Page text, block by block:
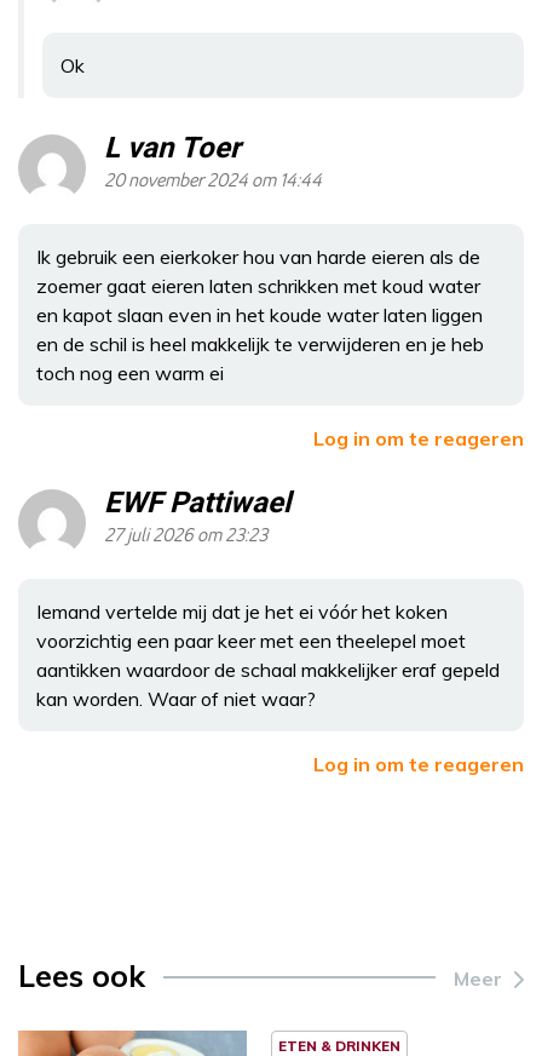
Ok
L van Toer
20 november 2024 om 14:44
Ik gebruik een eierkoker hou van harde eieren als de
zoemer gaat eieren laten schrikken met koud water
en kapot slaan even in het koude water laten liggen
en de schil is heel makkelijk te verwijderen en je heb
toch nog een warm ei
Log in om te reageren
EWF Pattiwael
27 juli 2026 om 23:23
Iemand vertelde mij dat je het ei vóór het koken
voorzichtig een paar keer met een theelepel moet
aantikken waardoor de schaal makkelijker eraf gepeld
kan worden. Waar of niet waar?
Log in om te reageren
Lees ook Meer
ETEN & DRINKEN